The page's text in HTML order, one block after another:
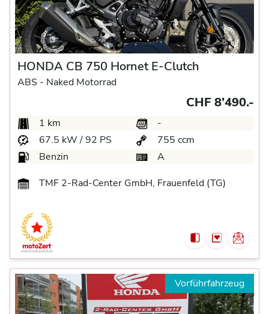
HONDA CB 750 Hornet E-Clutch
ABS - Naked Motorrad
CHF 8’490.-
1 km
-
67.5 kW / 92 PS
755 ccm
Benzin
A
TMF 2-Rad-Center GmbH, Frauenfeld (TG)
Vorführfahrzeug